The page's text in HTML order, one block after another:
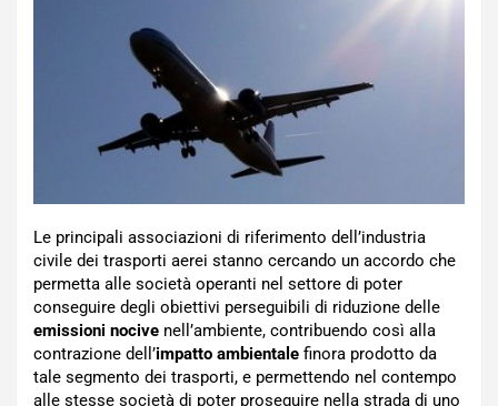
Le principali associazioni di riferimento dell’industria
civile dei trasporti aerei stanno cercando un accordo che
permetta alle società operanti nel settore di poter
conseguire degli obiettivi perseguibili di riduzione delle
emissioni nocive nell’ambiente, contribuendo così alla
contrazione dell’impatto ambientale finora prodotto da
tale segmento dei trasporti, e permettendo nel contempo
alle stesse società di poter proseguire nella strada di uno